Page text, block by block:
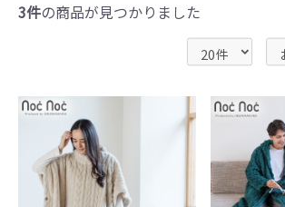
3件の商品が見つかりました